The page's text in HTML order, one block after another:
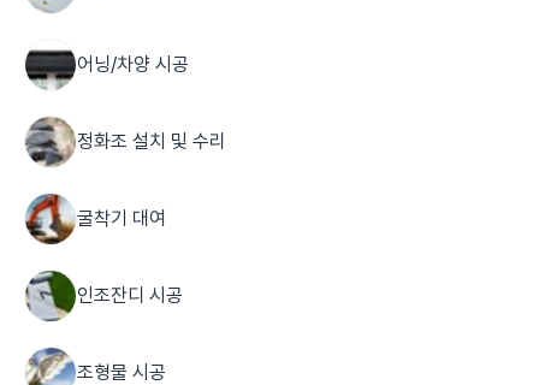
어닝/차양 시공
정화조 설치 및 수리
굴착기 대여
인조잔디 시공
조형물 시공